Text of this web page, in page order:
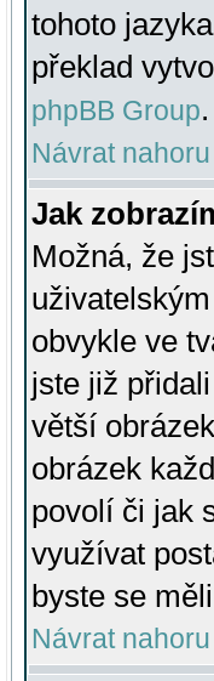
tohoto
překlad
phpBB Group.
Návrat nahoru
Jak
Možná, že
obvykle ve
jste již
větší
obrázek
povolí či jak
využívat
byste se
Návrat nahoru